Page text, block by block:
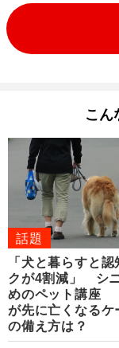
こん
話題
「犬と暮らすと
クが4割減」 シ
めのペット講座
が先に亡くなるケ
の備え方は？